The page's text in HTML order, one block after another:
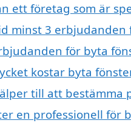
ett företag som är
minst 3 erbjudanden
för byta
kostar byta
till att bestämma
en professionell för